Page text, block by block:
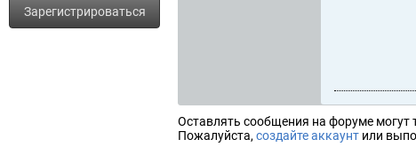
Зарегистрироваться
Оставлять сообщения на форуме могут
Пожалуйста, создайте аккаунт или